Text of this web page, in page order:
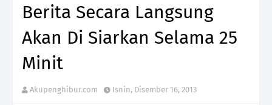
Berita Secara Langsung
Akan Di Siarkan Selama 25
Minit
Akupenghibur.com Isnin, Disember 16, 2013